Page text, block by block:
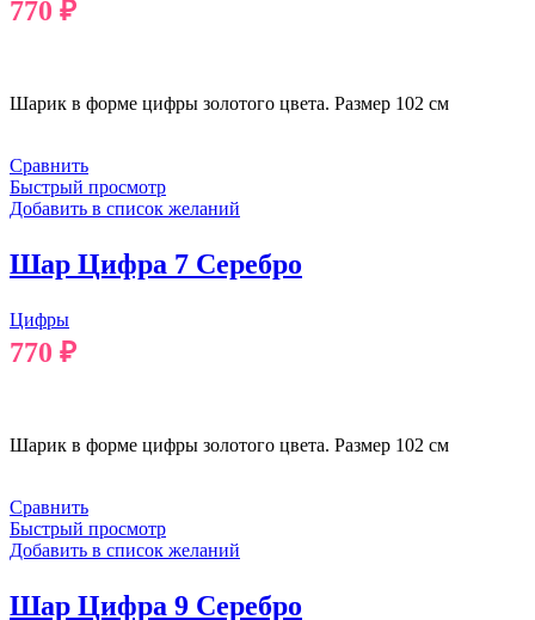
770 ₽
Шарик в форме цифры золотого цвета. Размер 102 см
Сравнить
Быстрый просмотр
Добавить в список желаний
Шар Цифра 7 Серебро
Цифры
770 ₽
Шарик в форме цифры золотого цвета. Размер 102 см
Сравнить
Быстрый просмотр
Добавить в список желаний
Шар Цифра 9 Серебро